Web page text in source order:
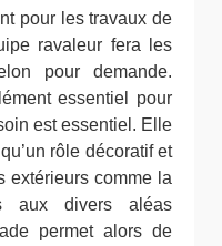
pour les travaux de
ravaleur fera les
pour demande.
essentiel pour
est essentiel. Elle
rôle décoratif et
extérieurs comme la
aux divers aléas
permet alors de